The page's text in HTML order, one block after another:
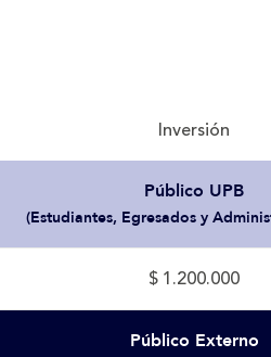
Inversión
Público UPB
(Estudiantes, Egresados y
$ 1.200.000
Público Externo